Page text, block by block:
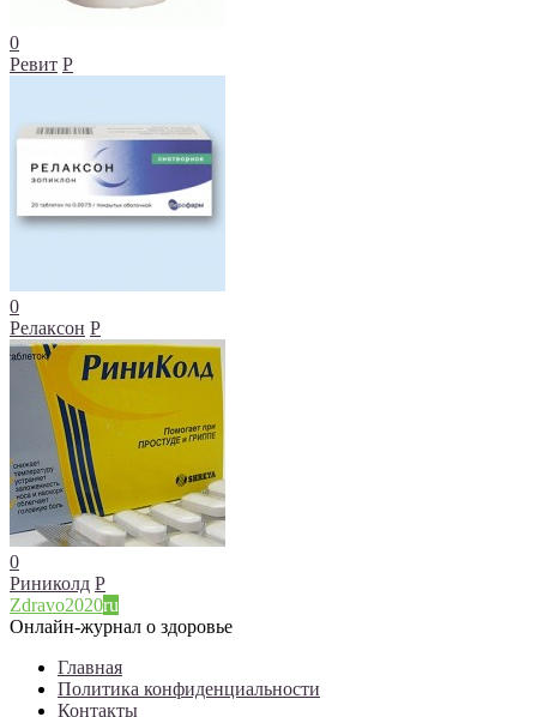
0
Ревит Р
0
Релаксон Р
0
Риниколд Р
Zdravo2020ru
Онлайн-журнал о здоровье
Главная
Политика конфиденциальности
Контакты